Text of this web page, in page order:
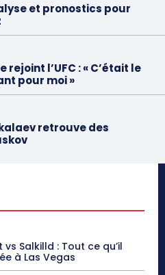
et pronostics pour
l’UFC : « C’était le
pour moi »
retrouve des
vs Salkilld : Tout ce qu’il
à Las Vegas